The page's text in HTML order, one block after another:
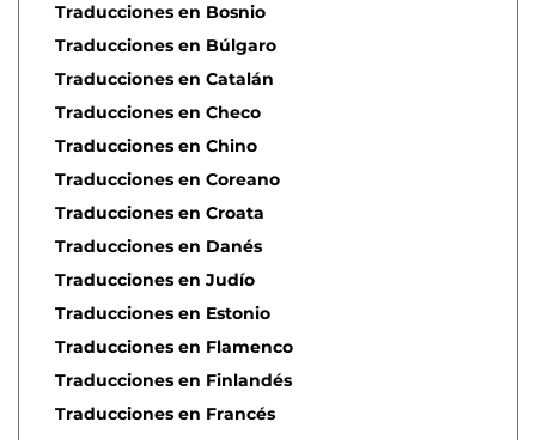
Traducciones en Bosnio
Traducciones en Búlgaro
Traducciones en Catalán
Traducciones en Checo
Traducciones en Chino
Traducciones en Coreano
Traducciones en Croata
Traducciones en Danés
Traducciones en Judío
Traducciones en Estonio
Traducciones en Flamenco
Traducciones en Finlandés
Traducciones en Francés